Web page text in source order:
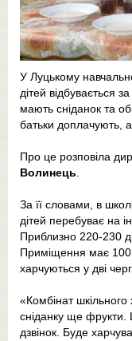
У Луцькому
дітей відбувається
мають сніданок та
батьки доплачують,
Про це розповіла
Волинець
За її словами, в
дітей перебуває на
Приблизно 220-230
Приміщення має 100
харчуються у дві
«Комбінат
сніданку ще
дзвінок. Буде